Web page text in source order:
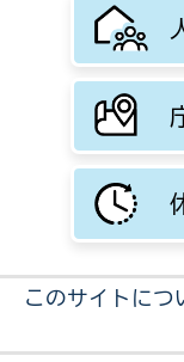
このサイトにつ